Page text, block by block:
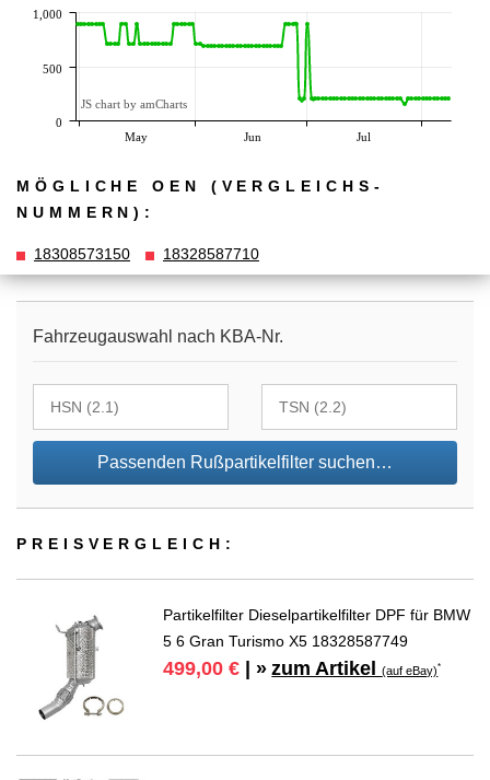
May Jun Jul
0
500
1,000
JS chart by amCharts
MÖGLICHE OEN (VERGLEICHS­
NUMMERN):
18308573150 18328587710
Fahrzeugauswahl nach KBA-Nr.
Passenden Rußpartikelfilter suchen…
PREIS­VER­GLEICH:
Partikelfilter Dieselpartikelfilter DPF für BMW
5 6 Gran Turismo X5 18328587749
499,00 € | » zum Artikel(auf eBay)*